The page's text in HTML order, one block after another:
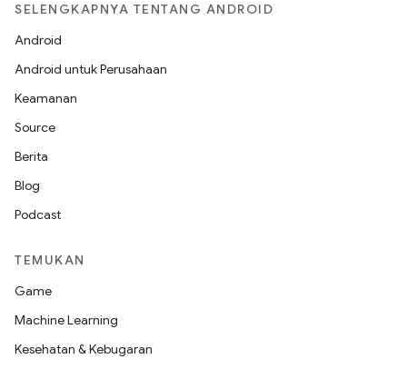
SELENGKAPNYA TENTANG ANDROID
Android
Android untuk Perusahaan
Keamanan
Source
Berita
Blog
Podcast
TEMUKAN
Game
Machine Learning
Kesehatan & Kebugaran